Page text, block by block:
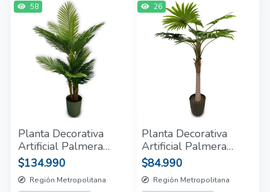
58
Planta Decorativa
Artificial Palmera
Areca 2.0mt
$134.990
Región Metropolitana
26
Planta Decorativa
Artificial Palmera
Abanico 2.0mt
$84.990
Región Metropolitana